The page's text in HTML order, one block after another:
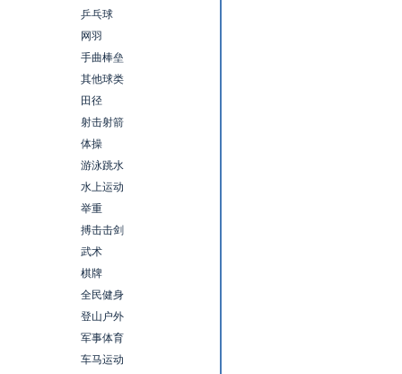
乒乓球
网羽
手曲棒垒
其他球类
田径
射击射箭
体操
游泳跳水
水上运动
举重
搏击击剑
武术
棋牌
全民健身
登山户外
军事体育
车马运动